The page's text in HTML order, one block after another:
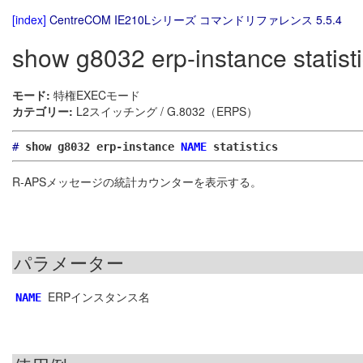
[index] CentreCOM IE210Lシリーズ コマンドリファレンス 5.5.4
show g8032 erp-instance
モード: 特権EXECモード
カテゴリー: L2スイッチング / G.8032（ERPS）
# show g8032 erp-instance NAME statistics
R-APSメッセージの統計カウンターを表示する。
パラメーター
NAME ERPインスタンス名